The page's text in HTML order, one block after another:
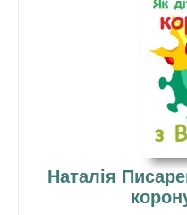
Наталія